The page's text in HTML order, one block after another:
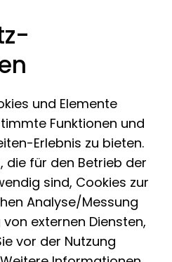
des
und Elemente
Funktionen und
Erlebnis zu bieten.
die für den Betrieb der
sind, Cookies zur
Analyse/Messung
externen Diensten,
vor der Nutzung